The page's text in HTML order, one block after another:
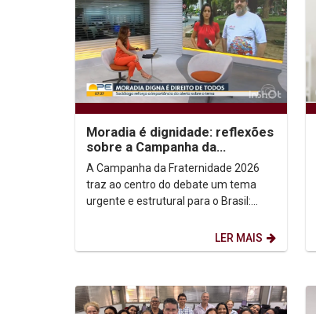
Moradia é dignidade: reflexões
sobre a Campanha da
Fraternidade 2026
A Campanha da Fraternidade 2026
traz ao centro do debate um tema
urgente e estrutural para o Brasil:
LER MAIS